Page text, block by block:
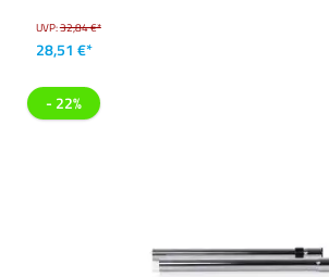
UVP:32,84 €*
28,51 €*
- 22%